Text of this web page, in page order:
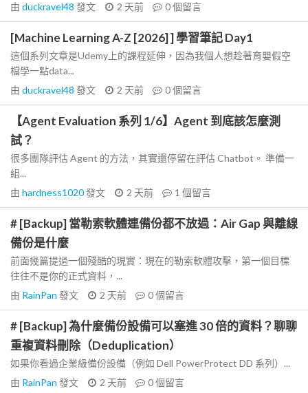
由 duckravel48 發文 2 天前 0個留言
[Machine Learning A-Z [2026] ] 學習筆記 Day1
這個系列文章是Udemy上的課程延伸，因為我個人想趁著育嬰假空
檔學一點data...
由 duckravel48 發文 2 天前 0個留言
【Agent Evaluation 系列 1/6】Agent 到底該怎麼測
試？
很多團隊評估 Agent 的方法，其實還停留在評估 Chatbot。 準備一
組...
由 hardness1020發文 2 天前 1 個留言
# [Backup] 當勒索軟體連備份都不放過：Air Gap 與離線
備份是什麼
前面幾篇提過一個殘酷的現實：現在的勒索軟體攻擊，第一個目標
往往不是你的正式資料，...
由 RainPan 發文 2 天前 0個留言
# [Backup] 為什麼備份設備可以塞進 30 倍的資料？聊聊
重複資料刪除（Deduplication）
如果你看過企業級備份設備（例如 Dell PowerProtect DD 系列）...
由 RainPan 發文 2 天前 0個留言